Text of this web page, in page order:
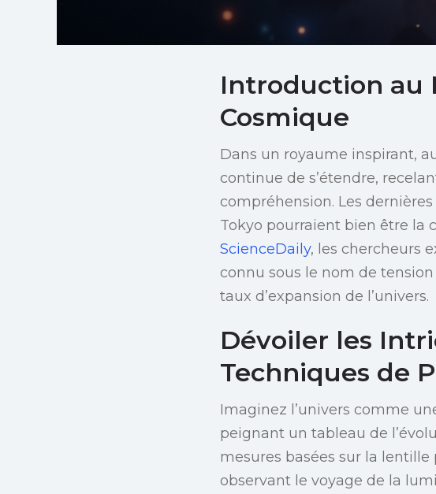
Introduction au
Cosmique
Dans un royaume inspirant,
continue de s’étendre,
compréhension. Les
Tokyo pourraient bien être la
ScienceDaily, les chercheurs
connu sous le nom de
taux d’expansion de l’univers.
Dévoiler les
Techniques de
Imaginez l’univers comme
peignant un tableau de
mesures basées sur la
observant le voyage de la